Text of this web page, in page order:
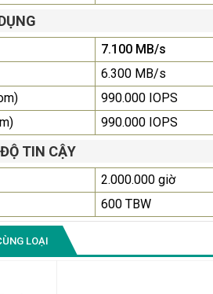
nhất
7.100 MB/s
6.300 MB/s
990.000 IOPS
990.000 IOPS
TIN CẬY
2.000.000 giờ
600 TBW
LOẠI